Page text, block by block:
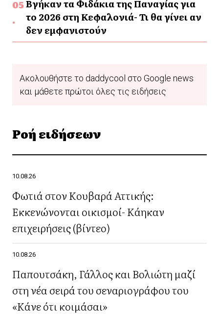
Βγήκαν τα Φιδάκια της Παναγίας για
το 2026 στη Κεφαλονιά- Τι θα γίνει αν
δεν εμφανιστούν
Ακολουθήστε το daddycool στο Google news
και μάθετε πρώτοι όλες τις ειδήσεις
Ροή ειδήσεων
10.08.26
Φωτιά στον Κουβαρά Αττικής:
Εκκενώνονται οικισμοί- Κάηκαν
επιχειρήσεις (βίντεο)
10.08.26
Παπουτσάκη, Γάλλος και Βολιώτη μαζί
στη νέα σειρά του σεναριογράφου του
«Κάνε ότι κοιμάσαι»